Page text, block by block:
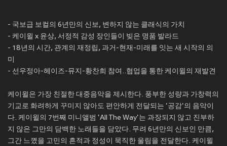
- 국보급 보컬의 6년만의 신보, 변하지 않는 클래식의 가치
- 케이윌 x 윤상, 서정적 감성 장인들이 빚은 명품 발라드
- 18년의 시간, 관계의 재정립, 과거-현재-미래를 잇는 새 시작의 의
미
- 선우정아-헤이즈-뮤지-황찬희 참여..협업을 통한 케이윌의 재발견
케이윌은 가장 친절한 대중음악을 제시한다. 풍부한 성량과 가창력의
기교로 화려하게 꾸미지 않아도 편안하게 전달되는 '공감'의 음악이
다. 케이윌의 7번째 미니앨범 'All The Way'는 과장되지 않고 진부하
지 않은 그만의 담백한 노래들을 담았다. 무려 6년만의 신보인 만큼,
그간 느꼈을 고민의 흔적과 정성이 묵직한 울림을 전달한다. 케이윌